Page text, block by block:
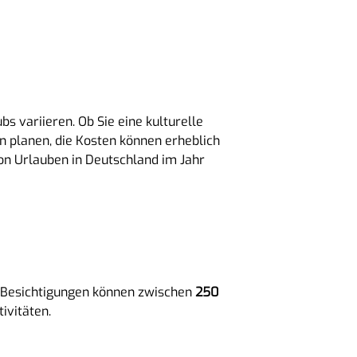
variieren. Ob Sie eine kulturelle
planen, die Kosten können erheblich
Urlauben in Deutschland im Jahr
können zwischen250